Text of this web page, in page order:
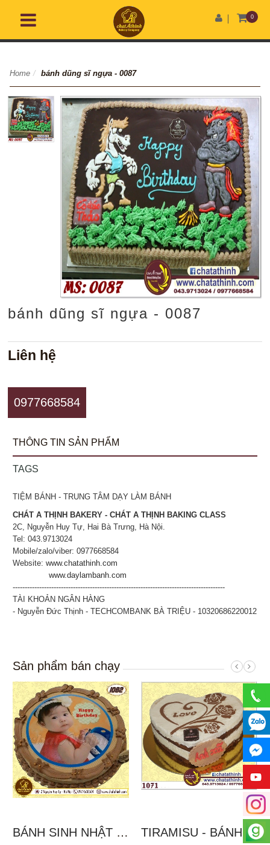
0
Home / bánh dũng sĩ ngựa - 0087
bánh dũng sĩ ngựa - 0087
Liên hệ
0977668584
THÔNG TIN SẢN PHẨM
TAGS
TIỆM BÁNH - TRUNG TÂM DẠY LÀM BÁNH
CHÁT A THỊNH BAKERY - CHÁT A THỊNH BAKING CLASS
2C, Nguyễn Huy Tự, Hai Bà Trưng, Hà Nội.
Tel: 043.9713024
Mobile/zalo/viber: 0977668584
Website:www.chatathinh.com
www.daylambanh.com
----------------------------------------------------------------------------------------
TÀI KHOẢN NGÂN HÀNG
- Nguyễn Đức Thịnh - TECHCOMBANK BÀ TRIỆU - 10320686220012
Sản phẩm bán chạy
BÁNH SINH NHẬT IN... TIRAMISU - BÁNH TẶNG...